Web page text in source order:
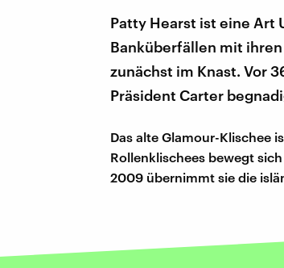
Patty Hearst ist eine Art
Banküberfällen mit
zunächst im Knast. Vor
Präsident Carter
Das alte Glamour-Klischee
Rollenklischees bewegt
2009 übernimmt sie die